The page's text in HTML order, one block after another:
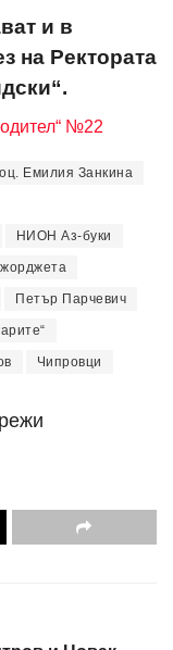
и в
на Ректората
№22
Емилия Занкина
НИОН Аз-буки
Петър Парчевич
Чипровци